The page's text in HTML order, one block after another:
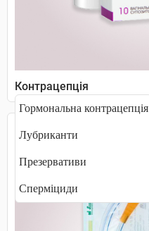
Контрацепція
Гормональна контрацепція
Лубриканти
Презервативи
Сперміциди